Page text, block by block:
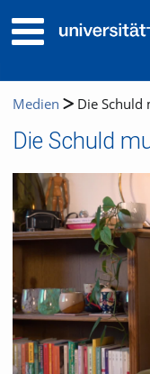
Medien Die Schuld
Die Schuld